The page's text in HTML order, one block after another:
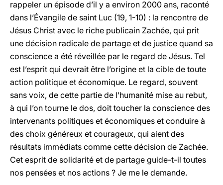
rappeler un épisode d’il y a environ 2000 ans, raconté
dans l’Évangile de saint Luc (19, 1-10) : la rencontre de
Jésus Christ avec le riche publicain Zachée, qui prit
une décision radicale de partage et de justice quand sa
conscience a été réveillée par le regard de Jésus. Tel
est l’esprit qui devrait être l’origine et la cible de toute
action politique et économique. Le regard, souvent
sans voix, de cette partie de l’humanité mise au rebut,
à qui l’on tourne le dos, doit toucher la conscience des
intervenants politiques et économiques et conduire à
des choix généreux et courageux, qui aient des
résultats immédiats comme cette décision de Zachée.
Cet esprit de solidarité et de partage guide-t-il toutes
nos pensées et nos actions ? Je me le demande.